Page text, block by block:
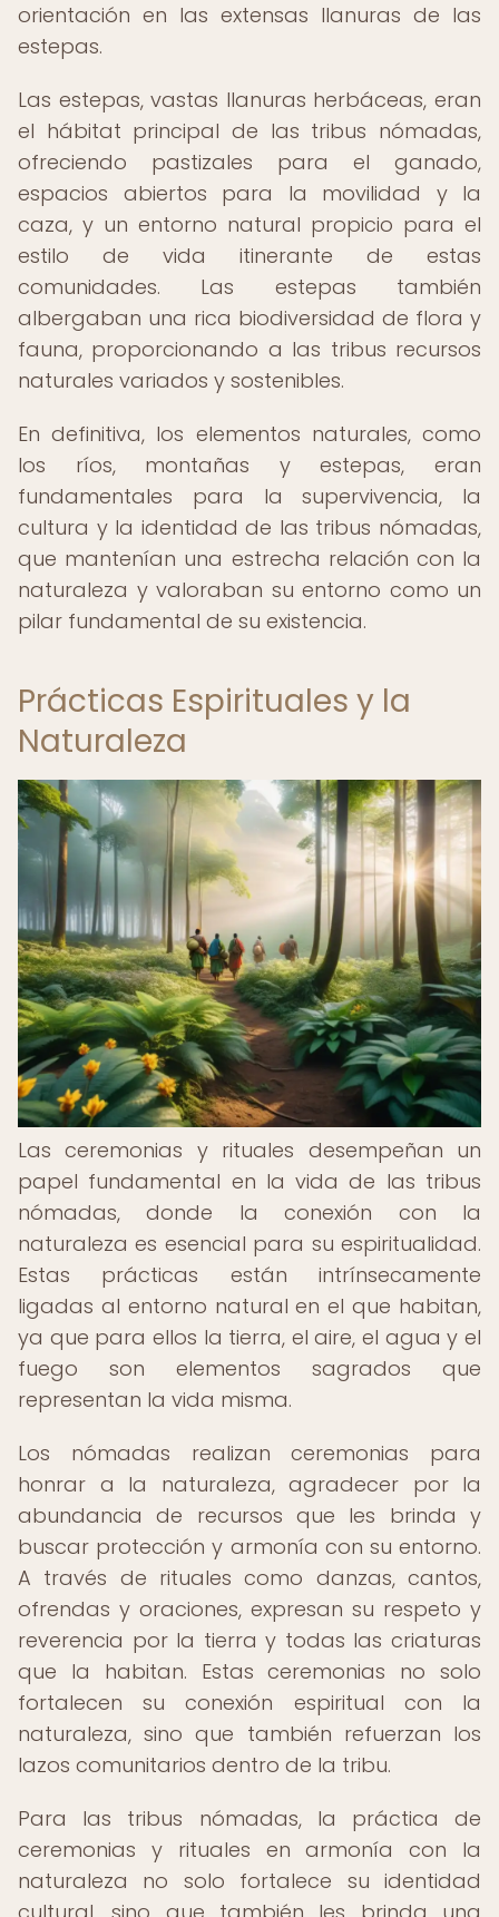
orientación en las extensas llanuras de las
estepas.
Las estepas, vastas llanuras herbáceas, eran
el hábitat principal de las tribus nómadas,
ofreciendo pastizales para el ganado,
espacios abiertos para la movilidad y la
caza, y un entorno natural propicio para el
estilo de vida itinerante de estas
comunidades. Las estepas también
albergaban una rica biodiversidad de flora y
fauna, proporcionando a las tribus recursos
naturales variados y sostenibles.
En definitiva, los elementos naturales, como
los ríos, montañas y estepas, eran
fundamentales para la supervivencia, la
cultura y la identidad de las tribus nómadas,
que mantenían una estrecha relación con la
naturaleza y valoraban su entorno como un
pilar fundamental de su existencia.
Prácticas Espirituales y la
Naturaleza
Las ceremonias y rituales desempeñan un
papel fundamental en la vida de las tribus
nómadas, donde la conexión con la
naturaleza es esencial para su espiritualidad.
Estas prácticas están intrínsecamente
ligadas al entorno natural en el que habitan,
ya que para ellos la tierra, el aire, el agua y el
fuego son elementos sagrados que
representan la vida misma.
Los nómadas realizan ceremonias para
honrar a la naturaleza, agradecer por la
abundancia de recursos que les brinda y
buscar protección y armonía con su entorno.
A través de rituales como danzas, cantos,
ofrendas y oraciones, expresan su respeto y
reverencia por la tierra y todas las criaturas
que la habitan. Estas ceremonias no solo
fortalecen su conexión espiritual con la
naturaleza, sino que también refuerzan los
lazos comunitarios dentro de la tribu.
Para las tribus nómadas, la práctica de
ceremonias y rituales en armonía con la
naturaleza no solo fortalece su identidad